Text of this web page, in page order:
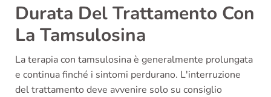
Durata Del Trattamento Con
La Tamsulosina
La terapia con tamsulosina è generalmente prolungata
e continua finché i sintomi perdurano. L'interruzione
del trattamento deve avvenire solo su consiglio